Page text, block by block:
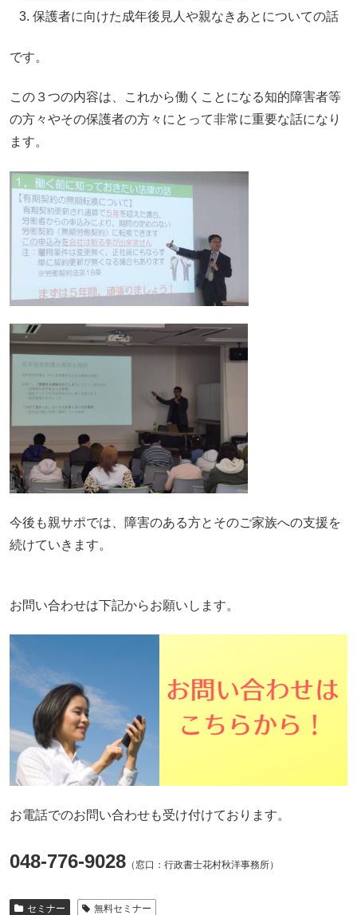
保護者に向けた成年後見人や親なきあとについての話
です。
この３つの内容は、これから働くことになる知的障害者等
の方々やその保護者の方々にとって非常に重要な話になり
ます。
今後も親サポでは、障害のある方とそのご家族への支援を
続けていきます。
お問い合わせは下記からお願いします。
お電話でのお問い合わせも受け付けております。
048-776-9028 （窓口：行政書士花村秋洋事務所）
セミナー 無料セミナー